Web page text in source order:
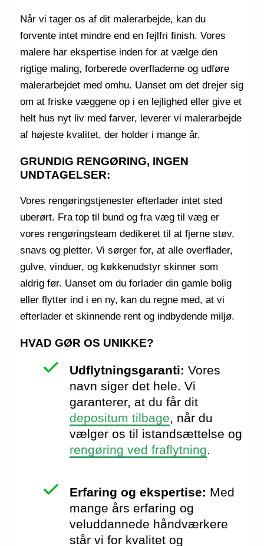
Når vi tager os af dit malerarbejde, kan du
forvente intet mindre end en fejlfri finish. Vores
malere har ekspertise inden for at vælge den
rigtige maling, forberede overfladerne og udføre
malerarbejdet med omhu. Uanset om det drejer sig
om at friske væggene op i en lejlighed eller give et
helt hus nyt liv med farver, leverer vi malerarbejde
af højeste kvalitet, der holder i mange år.
GRUNDIG RENGØRING, INGEN
UNDTAGELSER:
Vores rengøringstjenester efterlader intet sted
uberørt. Fra top til bund og fra væg til væg er
vores rengøringsteam dedikeret til at fjerne støv,
snavs og pletter. Vi sørger for, at alle overflader,
gulve, vinduer, og køkkenudstyr skinner som
aldrig før. Uanset om du forlader din gamle bolig
eller flytter ind i en ny, kan du regne med, at vi
efterlader et skinnende rent og indbydende miljø.
HVAD GØR OS UNIKKE?
Udflytningsgaranti: Vores
navn siger det hele. Vi
garanterer, at du får dit
depositum tilbage, når du
vælger os til istandsættelse og
rengøring ved fraflytning.
Erfaring og ekspertise: Med
mange års erfaring og
veluddannede håndværkere
står vi for kvalitet og